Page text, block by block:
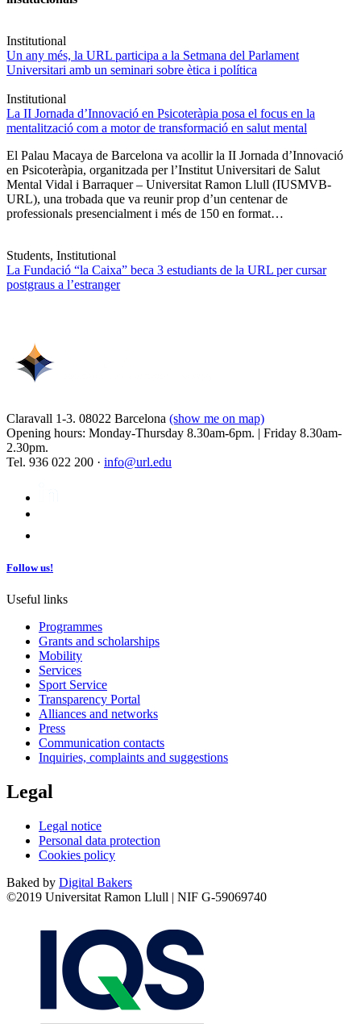
Institutional
Un any més, la URL participa a la Setmana del Parlament
Universitari amb un seminari sobre ètica i política
Institutional
La II Jornada d’Innovació en Psicoteràpia posa el focus en la
mentalització com a motor de transformació en salut mental
El Palau Macaya de Barcelona va acollir la II Jornada d’Innovació
en Psicoteràpia, organitzada per l’Institut Universitari de Salut
Mental Vidal i Barraquer – Universitat Ramon Llull (IUSMVB-
URL), una trobada que va reunir prop d’un centenar de
professionals presencialment i més de 150 en format…
Students, Institutional
La Fundació “la Caixa” beca 3 estudiants de la URL per cursar
postgraus a l’estranger
Claravall 1-3. 08022 Barcelona (show me on map)
Opening hours: Monday-Thursday 8.30am-6pm. | Friday 8.30am-
2.30pm.
Tel. 936 022 200 · info@url.edu
Follow us!
Useful links
Programmes
Grants and scholarships
Mobility
Services
Sport Service
Transparency Portal
Alliances and networks
Press
Communication contacts
Inquiries, complaints and suggestions
Legal
Legal notice
Personal data protection
Cookies policy
Baked by Digital Bakers
©2019 Universitat Ramon Llull | NIF G-59069740